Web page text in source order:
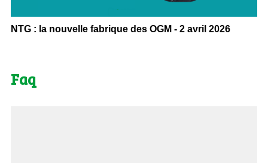
NTG : la nouvelle fabrique des OGM - 2 avril 2026
Faq